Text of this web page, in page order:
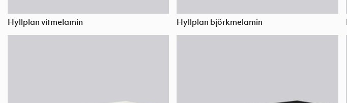
Hyllplan vitmelamin Hyllplan björkmelamin